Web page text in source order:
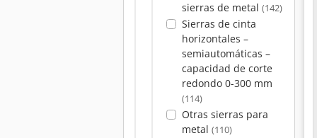
sierras de metal (142)
Sierras de cinta
horizontales –
semiautomáticas –
capacidad de corte
redondo 0-300 mm
(114)
Otras sierras para
metal (110)